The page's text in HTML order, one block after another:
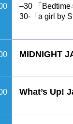
–30 「Bedtime
30-「a girl by
MIDNIGHT
What’s Up!